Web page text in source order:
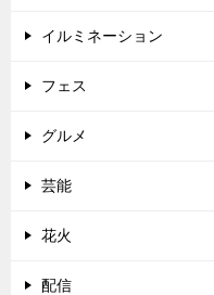
イルミネーション
フェス
グルメ
芸能
花火
配信